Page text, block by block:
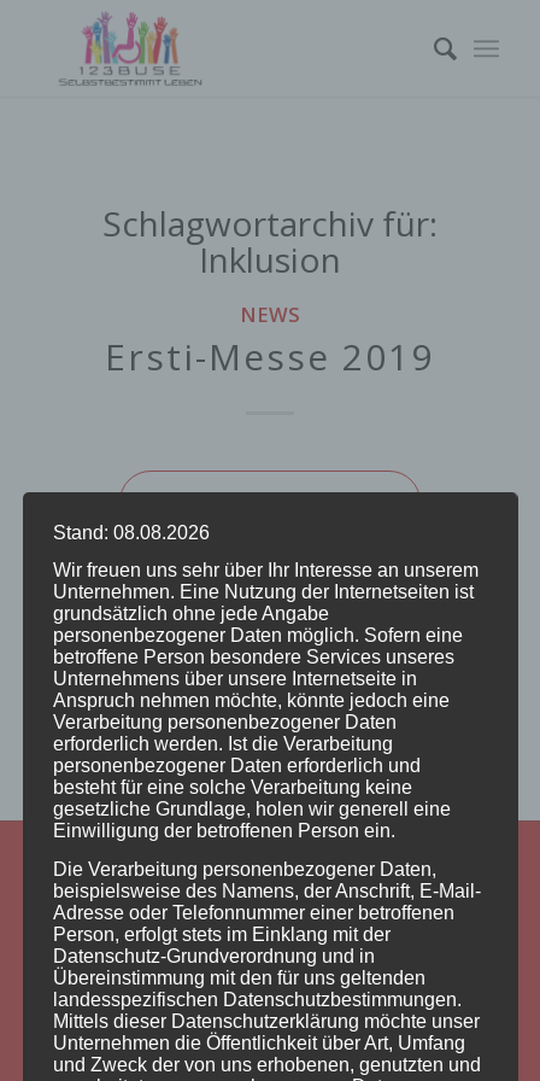
Schlagwortarchiv für:
Inklusion
NEWS
Ersti-Messe 2019
Weiterlesen
12. OKTOBER 2019
/ 0 KOMMENTARE
/
VON
INKLUSION JETZT ABER RICHTIG
Kontakt:
Christian Buse
Heinestrasse 9
97070 Würzburg
Stand: 08.08.2026
Wir freuen uns sehr über Ihr Interesse an unserem
Unternehmen. Eine Nutzung der Internetseiten ist
grundsätzlich ohne jede Angabe
personenbezogener Daten möglich. Sofern eine
betroffene Person besondere Services unseres
Unternehmens über unsere Internetseite in
Anspruch nehmen möchte, könnte jedoch eine
Verarbeitung personenbezogener Daten
erforderlich werden. Ist die Verarbeitung
personenbezogener Daten erforderlich und
besteht für eine solche Verarbeitung keine
gesetzliche Grundlage, holen wir generell eine
Einwilligung der betroffenen Person ein.
Die Verarbeitung personenbezogener Daten,
beispielsweise des Namens, der Anschrift, E-Mail-
Adresse oder Telefonnummer einer betroffenen
Person, erfolgt stets im Einklang mit der
Datenschutz-Grundverordnung und in
Übereinstimmung mit den für uns geltenden
landesspezifischen Datenschutzbestimmungen.
Mittels dieser Datenschutzerklärung möchte unser
Unternehmen die Öffentlichkeit über Art, Umfang
und Zweck der von uns erhobenen, genutzten und